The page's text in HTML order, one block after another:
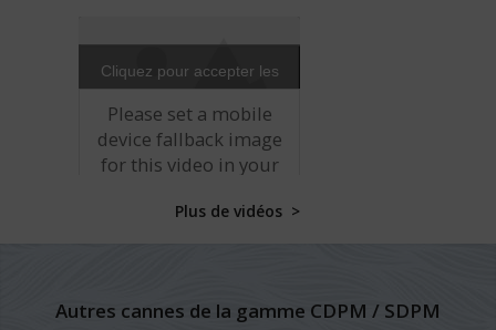
Cliquez pour accepter les
activer ce contenu
Please set a mobile
device fallback image
for this video in your
Plus de vidéos >
Autres cannes de la gamme CDPM / SDPM